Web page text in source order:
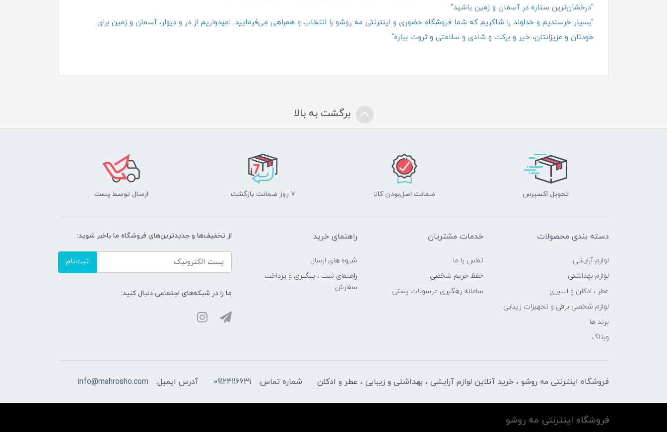
"درخشان‌ترین ستاره در آسمان و زمین باشید"
"بسیار خرسندیم و خداوند را شاکریم که شما فروشگاه حضوری و اینترنتی مه روشو را انتخاب و همراهی می‌فرمایید. امیدواریم از در و دیوار، آسمان و زمین برای
خودتان و عزیزانتان، خیر و برکت و شادی و سلامتی و ثروت بباره"
برگشت به بالا
تحویل اکسپرس ضمانت اصل‌بودن کالا ۷ روز ضمانت بازگشت ارسال توسط پست
دسته بندی محصولات
لوازم آرایشی
لوازم بهداشتی
عطر ، ادکلن و اسپری
لوازم شخصی برقی و تجهیزات زیبایی
برند ها
وبلاگ
خدمات مشتریان
تماس با ما
حفظ حریم شخصی
سامانه رهگیری مرسولات پستی
راهنمای خرید
شیوه های ارسال
راهنمای ثبت ، پیگیری و پرداخت
سفارش
از تخفیف‌ها و جدیدترین‌های فروشگاه ما باخبر شوید:
ثبت‌نام
ما را در شبکه‌های اجتماعی دنبال کنید:
فروشگاه اینترنتی مه‌ رو‌شو ، خرید آنلاین لوازم آرایشی ، بهداشتی و زیبایی ، عطر و ادکلن شماره تماس: 09124116631 آدرس ایمیل: info@mahrosho.com
فروشگاه اینترنتی مه‌ رو‌شو